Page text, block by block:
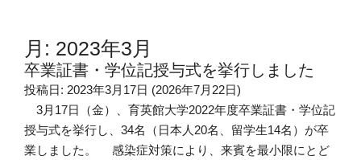
月: 2023年3月
卒業証書・学位記授与式を挙行しました
投稿日: 2023年3月17日 (2026年7月22日)
3月17日（金）、育英館大学2022年度卒業証書・学位記
授与式を挙行し、34名（日本人20名、留学生14名）が卒
業しました。 感染症対策により、来賓を最小限にとど